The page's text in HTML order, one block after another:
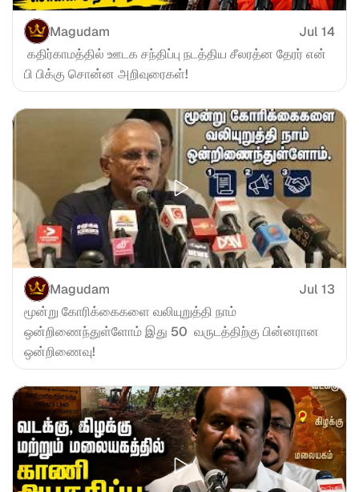
Magudam
Jul 14
பி பிக்கு சொன்ன அறிவுரைகள்!
Magudam
Jul 13
மூன்று கோரிக்கைகளை வலியுறுத்தி நாம்
ஒன்றிணைந்துள்ளோம் இது 50  வருடத்திற்கு பின்னரான
ஒன்றிணைவு!